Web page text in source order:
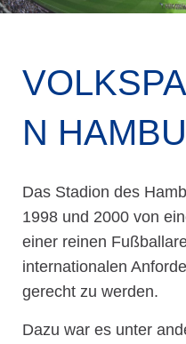
N
Das Stadion des
1998 und 2000 von
einer reinen
internationalen
gerecht zu werden.
Dazu war es unter